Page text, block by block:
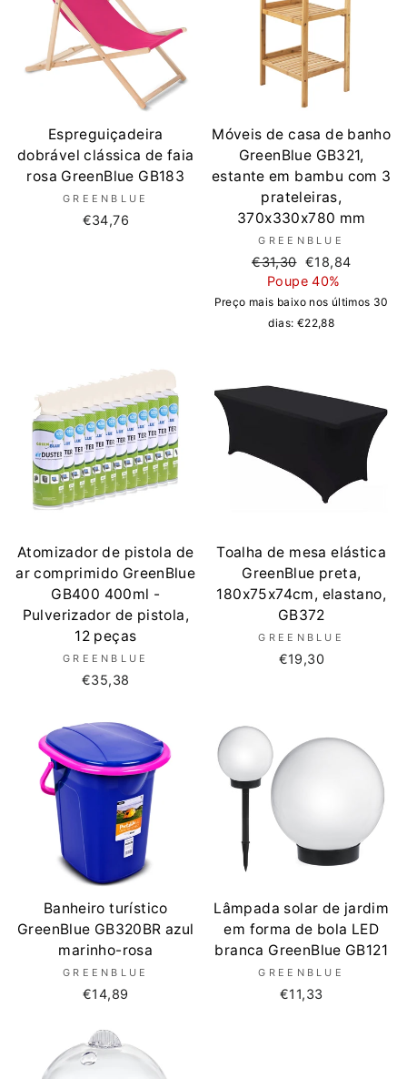
Espreguiçadeira
dobrável clássica de faia
rosa GreenBlue GB183
GREENBLUE
€34,76
Móveis de casa de banho
GreenBlue GB321,
estante em bambu com 3
prateleiras,
370x330x780 mm
GREENBLUE
Preço
normal
€31,30 Preço
de
saldo
€18,84
Poupe 40%
Preço mais baixo nos últimos 30
dias: €22,88
Atomizador de pistola de
ar comprimido GreenBlue
GB400 400ml -
Pulverizador de pistola,
12 peças
GREENBLUE
€35,38
Toalha de mesa elástica
GreenBlue preta,
180x75x74cm, elastano,
GB372
GREENBLUE
€19,30
Banheiro turístico
GreenBlue GB320BR azul
marinho-rosa
GREENBLUE
€14,89
Lâmpada solar de jardim
em forma de bola LED
branca GreenBlue GB121
GREENBLUE
€11,33